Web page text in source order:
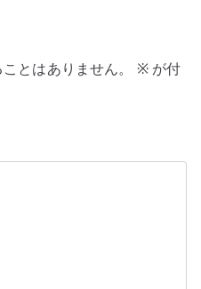
とはありません。 ※が付